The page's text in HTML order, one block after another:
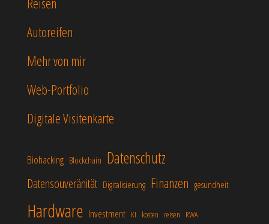
Autoreifen
Mehr von mir
Web-Portfolio
Digitale Visitenkarte
Biohacking Blockchain Datenschutz
Datensouveränität Digitalisierung Finanzen gesundheit
Hardware Investment KI kosten reisen RWA